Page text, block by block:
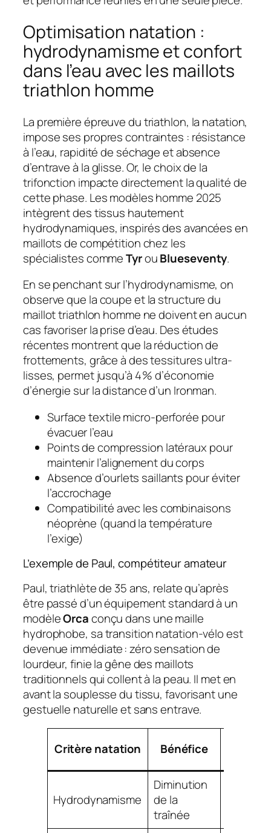
Optimisation natation :
hydrodynamisme et confort
dans l’eau avec les maillots
triathlon homme
La première épreuve du triathlon, la natation,
impose ses propres contraintes : résistance
à l’eau, rapidité de séchage et absence
d’entrave à la glisse. Or, le choix de la
trifonction impacte directement la qualité de
cette phase. Les modèles homme 2025
intègrent des tissus hautement
hydrodynamiques, inspirés des avancées en
maillots de compétition chez les
spécialistes commeTyrouBlueseventy.
En se penchant sur l’hydrodynamisme, on
observe que la coupe et la structure du
maillot triathlon homme ne doivent en aucun
cas favoriser la prise d’eau. Des études
récentes montrent que la réduction de
frottements, grâce à des tessitures ultra-
lisses, permet jusqu’à 4 % d’économie
d’énergie sur la distance d’un Ironman.
Surface textile micro-perforée pour
évacuer l’eau
Points de compression latéraux pour
maintenir l’alignement du corps
Absence d’ourlets saillants pour éviter
l’accrochage
Compatibilité avec les combinaisons
néoprène (quand la température
l’exige)
L’exemple de Paul, compétiteur amateur
Paul, triathlète de 35 ans, relate qu’après
être passé d’un équipement standard à un
modèleOrcaconçu dans une maille
hydrophobe, sa transition natation-vélo est
devenue immédiate : zéro sensation de
lourdeur, finie la gêne des maillots
traditionnels qui collent à la peau. Il met en
avant la souplesse du tissu, favorisant une
gestuelle naturelle et sans entrave.
Critère natation Bénéfice
Hydrodynamisme
Diminution
de la
traînée